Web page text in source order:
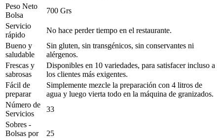
Peso Neto
Bolsa
700 Grs
Servicio
rápido
No hace perder tiempo en el restaurante.
Bueno y
saludable
Sin gluten, sin transgénicos, sin conservantes ni
alérgenos.
Frescas y
sabrosas
Disponibles en 10 variedades, para satisfacer incluso a
los clientes más exigentes.
Fácil de
preparar
Simplemente mezcle la preparación con 4 litros de
agua y luego vierta todo en la máquina de granizados.
Número de
Servicios
33
Sobres -
Bolsas por
25